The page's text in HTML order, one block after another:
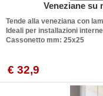
Veneziane su
Tende alla veneziana con
Ideali per installazioni
Cassonetto mm: 25x25
€ 32,9